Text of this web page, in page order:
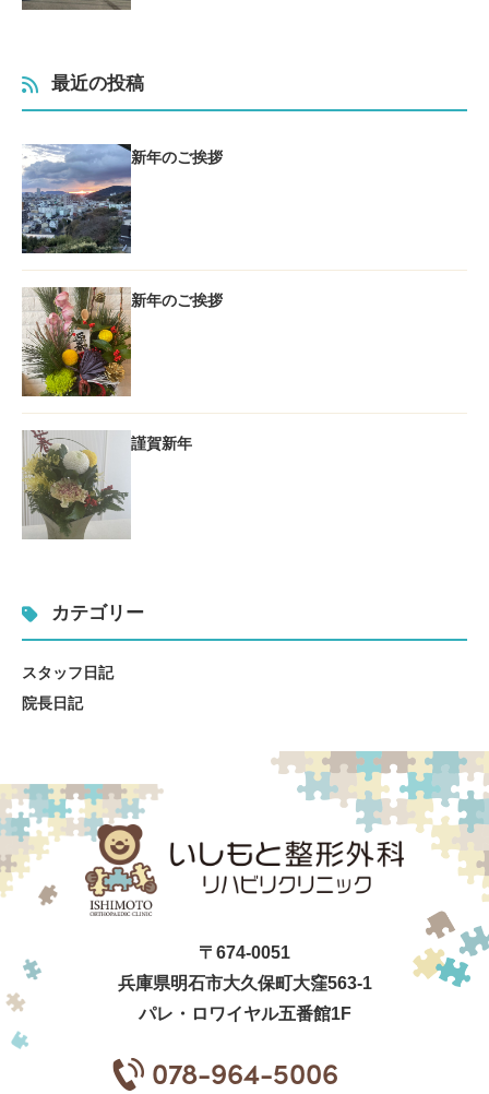
最近の投稿
新年のご挨拶
新年のご挨拶
謹賀新年
カテゴリー
スタッフ日記
院長日記
〒674-0051
兵庫県明石市大久保町大窪563-1
パレ・ロワイヤル五番館1F
078-964-5006